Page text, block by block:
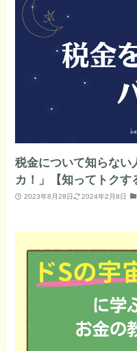
税金について知らない
カ！」【知ってトクす
2023年8月28日 2024年2月8日